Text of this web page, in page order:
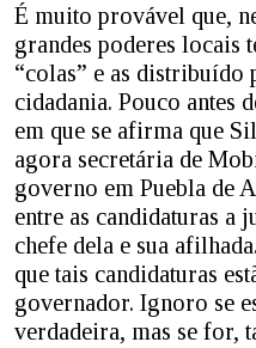
É muito provável que,
grandes poderes locais
“colas” e as
cidadania. Pouco antes
em que se afirma que
agora secretária de
governo em Puebla de
entre as candidaturas a
chefe dela e sua
que tais candidaturas
governador. Ignoro se
verdadeira, mas se for,